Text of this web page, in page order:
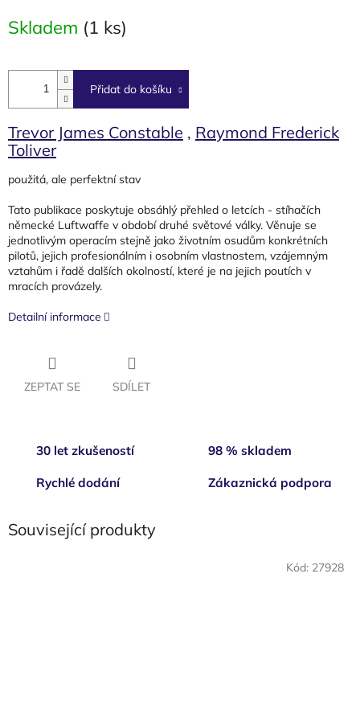
cena:
Skladem (1 ks)
Přidat do košíku
Trevor James Constable , Raymond Frederick
Toliver
použitá, ale perfektní stav
Tato publikace poskytuje obsáhlý přehled o letcích - stíhačích
německé Luftwaffe v období druhé světové války. Věnuje se
jednotlivým operacím stejně jako životním osudům konkrétních
pilotů, jejich profesionálním i osobním vlastnostem, vzájemným
vztahům i řadě dalších okolností, které je na jejich poutích v
mracích provázely.
Detailní informace
ZEPTAT SE SDÍLET
30 let zkušeností 98 % skladem
Rychlé dodání Zákaznická podpora
Související produkty
Kód: 27928